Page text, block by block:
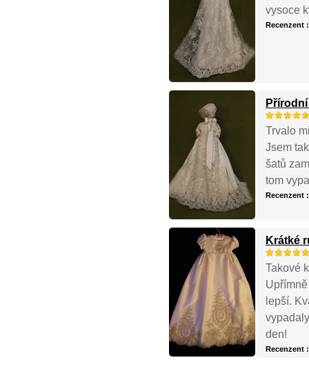
vysoce
Recenzent
Trvalo
Jsem
šatů
tom
Recenzent
Krátké
Takové
lepší.
den!
Recenzent